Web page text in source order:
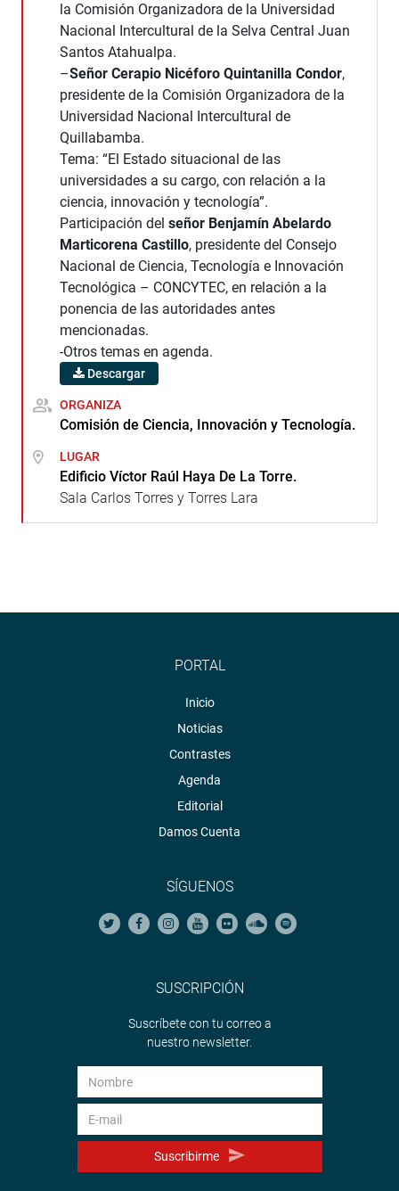
la Comisión Organizadora de la Universidad
Nacional Intercultural de la Selva Central Juan
Santos Atahualpa.
–Señor Cerapio Nicéforo Quintanilla Condor,
presidente de la Comisión Organizadora de la
Universidad Nacional Intercultural de
Quillabamba.
Tema: “El Estado situacional de las
universidades a su cargo, con relación a la
ciencia, innovación y tecnología”.
Participación del señor Benjamín Abelardo
Marticorena Castillo, presidente del Consejo
Nacional de Ciencia, Tecnología e Innovación
Tecnológica – CONCYTEC, en relación a la
ponencia de las autoridades antes
mencionadas.
-Otros temas en agenda.
Descargar
ORGANIZA
Comisión de Ciencia, Innovación y Tecnología.
LUGAR
Edificio Víctor Raúl Haya De La Torre.
Sala Carlos Torres y Torres Lara
PORTAL
Inicio
Noticias
Contrastes
Agenda
Editorial
Damos Cuenta
SÍGUENOS
SUSCRIPCIÓN
Suscríbete con tu correo a
nuestro newsletter.
Suscribirme